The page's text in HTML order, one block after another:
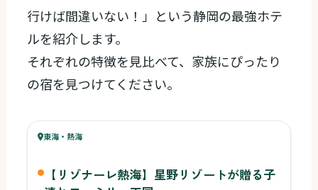
行けば間違いない！」という静岡の最強ホテ
ルを紹介します。
それぞれの特徴を見比べて、家族にぴったり
の宿を見つけてください。
92ベビー
東海・熱海
【リゾナーレ熱海】星野リゾートが贈る子